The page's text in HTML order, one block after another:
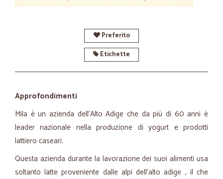
Preferito
Etichette
Approfondimenti
Mila è un azienda dell'Alto Adige che da più di 60 anni è
leader nazionale nella produzione di yogurt e prodotti
lattiero caseari.
Questa azienda durante la lavorazione dei suoi alimenti usa
soltanto latte proveniente dalle alpi dell'alto adige , il che